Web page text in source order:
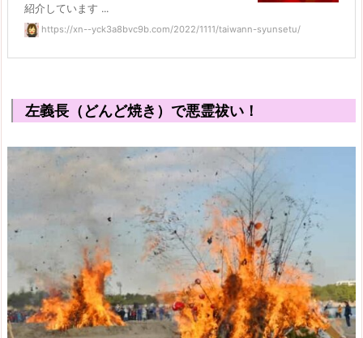
紹介しています ...
https://xn--yck3a8bvc9b.com/2022/1111/taiwann-syunsetu/
左義長（どんど焼き）で悪霊祓い！